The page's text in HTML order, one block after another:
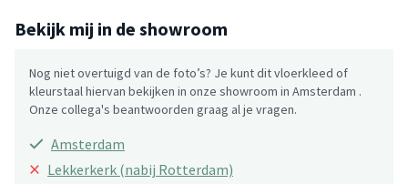
Bekijk mij in de showroom
Nog niet overtuigd van de foto’s? Je kunt dit vloerkleed of
kleurstaal hiervan bekijken in onze showroom in Amsterdam .
Onze collega's beantwoorden graag al je vragen.
Amsterdam
× Lekkerkerk (nabij Rotterdam)